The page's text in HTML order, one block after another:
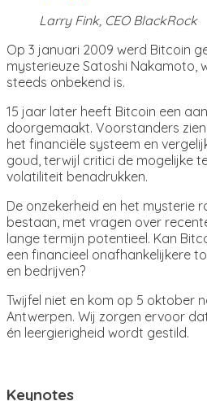
Larry Fink, CEO BlackRock
Op 3 januari 2009 werd Bitcoin
mysterieuze Satoshi Nakamoto,
steeds onbekend is.
15 jaar later heeft Bitcoin een
doorgemaakt. Voorstanders
het financiële systeem en
goud, terwijl critici de mogelijke
volatiliteit benadrukken.
De onzekerheid en het mysterie
bestaan, met vragen over
lange termijn potentieel. Kan
een financieel onafhankelijkere
en bedrijven?
Twijfel niet en kom op 5 oktober
Antwerpen. Wij zorgen ervoor
én leergierigheid wordt gestild.
Keynotes